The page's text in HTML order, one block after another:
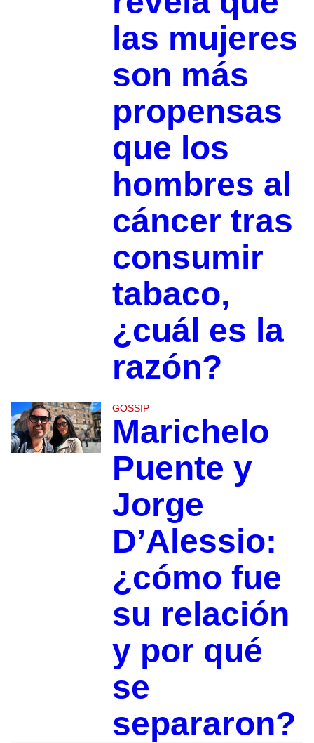
las mujeres
son más
propensas
que los
hombres al
cáncer tras
consumir
tabaco,
¿cuál es la
razón?
GOSSIP
Marichelo
Puente y
Jorge
D’Alessio:
¿cómo fue
su relación
y por qué
se
separaron?